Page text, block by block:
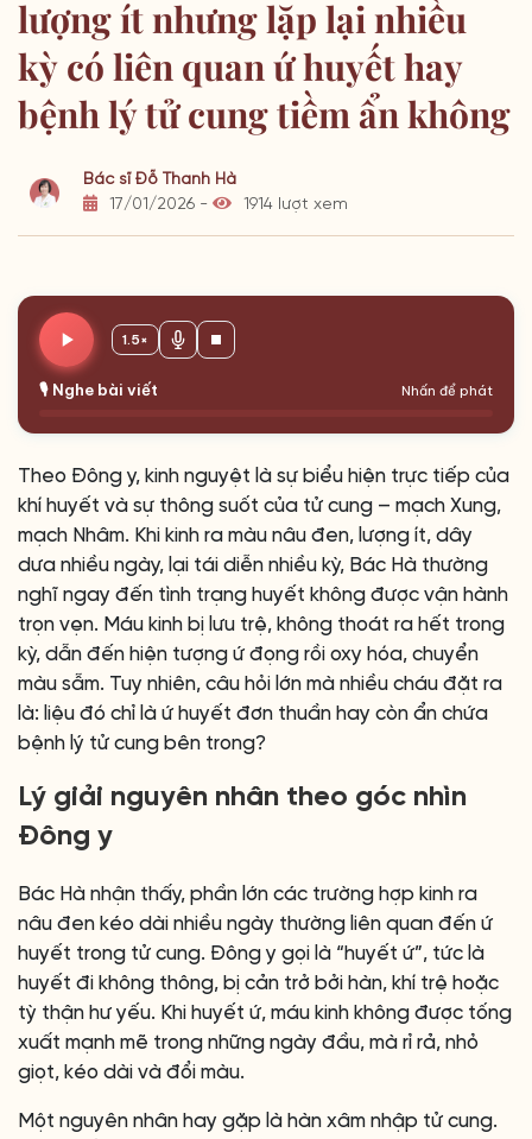
lượng ít nhưng lặp lại nhiều
kỳ có liên quan ứ huyết hay
bệnh lý tử cung tiềm ẩn không
Bác sĩ Đỗ Thanh Hà
17/01/2026 -
1914 lượt xem
🎙️ Nghe bài viết Nhấn để phát
1.5×
Theo Đông y, kinh nguyệt là sự biểu hiện trực tiếp của
khí huyết và sự thông suốt của tử cung – mạch Xung,
mạch Nhâm. Khi kinh ra màu nâu đen, lượng ít, dây
dưa nhiều ngày, lại tái diễn nhiều kỳ, Bác Hà thường
nghĩ ngay đến tình trạng huyết không được vận hành
trọn vẹn. Máu kinh bị lưu trệ, không thoát ra hết trong
kỳ, dẫn đến hiện tượng ứ đọng rồi oxy hóa, chuyển
màu sẫm. Tuy nhiên, câu hỏi lớn mà nhiều cháu đặt ra
là: liệu đó chỉ là ứ huyết đơn thuần hay còn ẩn chứa
bệnh lý tử cung bên trong?
Lý giải nguyên nhân theo góc nhìn
Đông y
Bác Hà nhận thấy, phần lớn các trường hợp kinh ra
nâu đen kéo dài nhiều ngày thường liên quan đến ứ
huyết trong tử cung. Đông y gọi là “huyết ứ”, tức là
huyết đi không thông, bị cản trở bởi hàn, khí trệ hoặc
tỳ thận hư yếu. Khi huyết ứ, máu kinh không được tống
xuất mạnh mẽ trong những ngày đầu, mà rỉ rả, nhỏ
giọt, kéo dài và đổi màu.
Một nguyên nhân hay gặp là hàn xâm nhập tử cung.